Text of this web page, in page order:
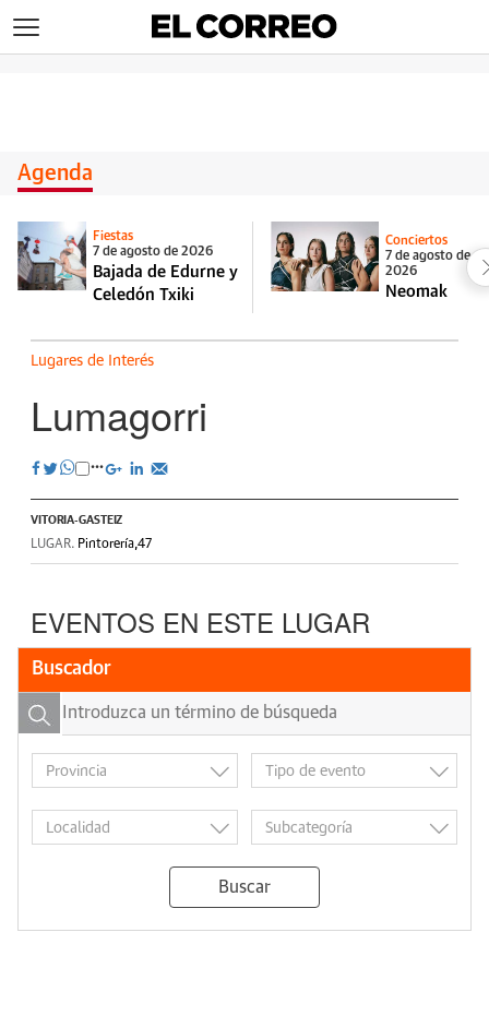
Agenda
Fiestas
7 de agosto de 2026
Bajada de Edurne y
Celedón Txiki
Conciertos
7 de agosto de
2026
Neomak
Lugares de Interés
Lumagorri
VITORIA-GASTEIZ
LUGAR. Pintorería,47
EVENTOS EN ESTE LUGAR
Buscador
Buscar